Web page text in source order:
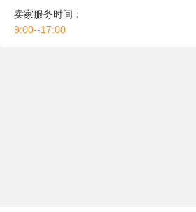
卖家服务时间：
9:00--17:00